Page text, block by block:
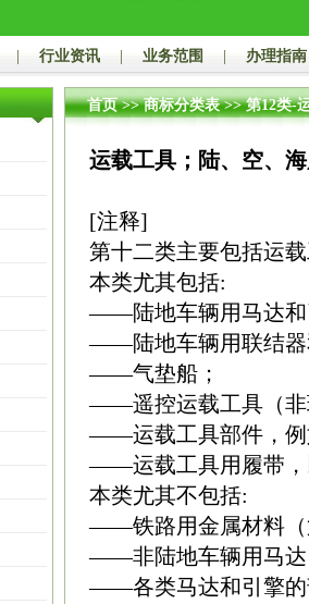
行业资讯 业务范围 办理指南
首页>>商标分类表>>第12类-
运载工具；陆、空、
[注释]
第十二类主要包括运
本类尤其包括:
——陆地车辆用马达和
——陆地车辆用联结器
——气垫船；
——遥控运载工具（非
——运载工具部件，例
——运载工具用履带，
本类尤其不包括:
——铁路用金属材料（
——非陆地车辆用马达
——各类马达和引擎的